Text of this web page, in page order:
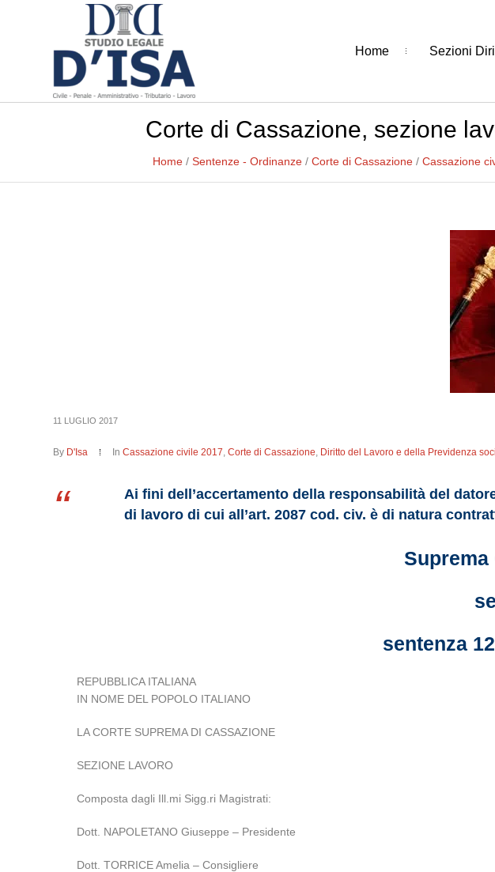
Home Sezioni
Corte di Cassazione, sezione
Home / Sentenze - Ordinanze / Corte di Cassazione / Cassazione
11 LUGLIO 2017
By D'Isa InCassazione civile 2017,Corte di Cassazione, Diritto del Lavoro e della Previdenza
Ai fini dell’accertamento della responsabilità del
di lavoro di cui all’art. 2087 cod. civ. è di natura
Suprema
sentenza
REPUBBLICA ITALIANA
IN NOME DEL POPOLO ITALIANO
LA CORTE SUPREMA DI CASSAZIONE
SEZIONE LAVORO
Composta dagli Ill.mi Sigg.ri Magistrati:
Dott. NAPOLETANO Giuseppe – Presidente
Dott. TORRICE Amelia – Consigliere